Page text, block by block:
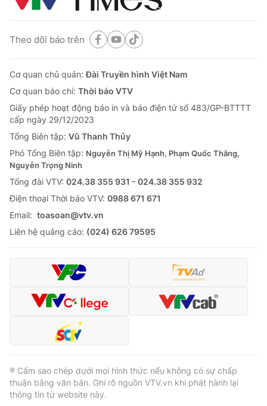
Photo Infographic
Video Shorts video
VTV Money VTV Thể thao
VTV Sức khoẻ Bất động sản
Thị trường 24h
VTV4 Vươn mình bằng AI
VTV9
Theo dõi báo trên
Theo dõi báo trên
Cơ quan chủ quản:Đài Truyền hình Việt Nam
Cơ quan báo chí: Thời báo VTV
Giấy phép hoạt động báo in và báo điện tử số 483/GP-BTTTT
cấp ngày 29/12/2023
Tổng Biên tập: Vũ Thanh Thủy
Phó Tổng Biên tập: Nguyễn Thị Mỹ Hạnh, Phạm Quốc Thắng,
Nguyễn Trọng Ninh
Tổng đài VTV: 024.38 355 931 - 024.38 355 932
Ðiện thoại Thời báo VTV: 0988 671 671
Email: toasoan@vtv.vn
Liên hệ quảng cáo: (024) 626 79595
® Cấm sao chép dưới mọi hình thức nếu không có sự chấp
thuận bằng văn bản. Ghi rõ nguồn VTV.vn khi phát hành lại
thông tin từ website này.